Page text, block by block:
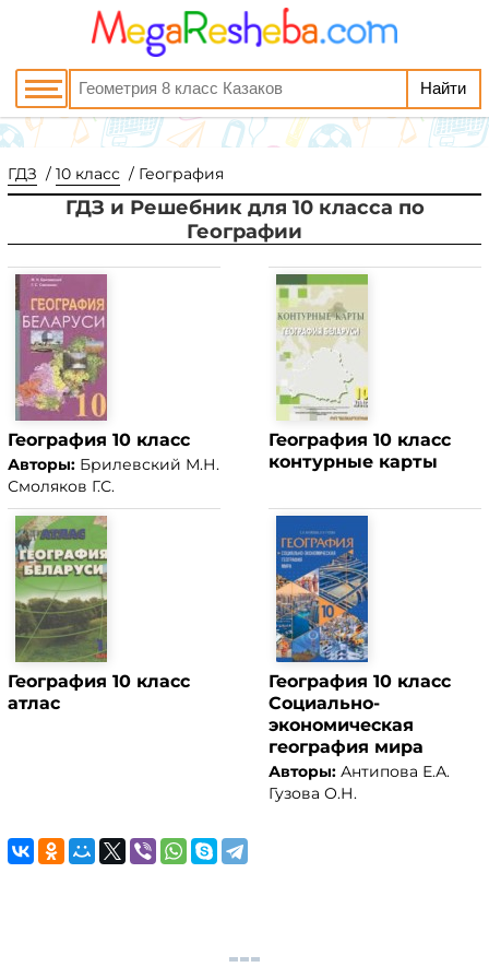
ГДЗ 10 класс География
ГДЗ и Решебник для 10 класса по
Географии
География 10 класс
Авторы: Брилевский М.Н.
Смоляков Г.С.
География 10 класс
контурные карты
География 10 класс
атлас
География 10 класс
Социально-
экономическая
география мира
Авторы: Антипова Е.А.
Гузова О.Н.